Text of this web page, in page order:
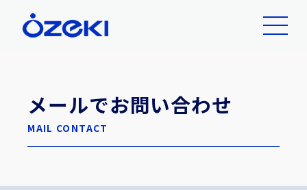
メールでお問い合わせ
MAIL CONTACT